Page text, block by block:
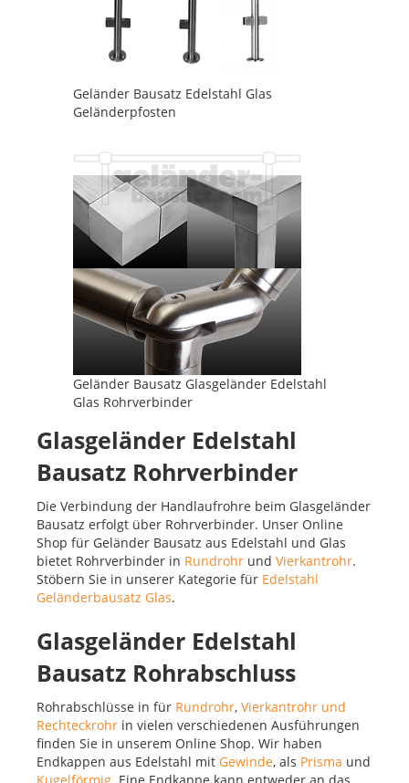
Geländer Bausatz Edelstahl Glas
Geländerpfosten
Geländer Bausatz Glasgeländer Edelstahl
Glas Rohrverbinder
Glasgeländer Edelstahl
Bausatz Rohrverbinder
Die Verbindung der Handlaufrohre beim Glasgeländer
Bausatz erfolgt über Rohrverbinder. Unser Online
Shop für Geländer Bausatz aus Edelstahl und Glas
bietet Rohrverbinder in Rundrohr und Vierkantrohr.
Stöbern Sie in unserer Kategorie für Edelstahl
Geländerbausatz Glas.
Glasgeländer Edelstahl
Bausatz Rohrabschluss
Rohrabschlüsse in für Rundrohr, Vierkantrohr und
Rechteckrohr in vielen verschiedenen Ausführungen
finden Sie in unserem Online Shop. Wir haben
Endkappen aus Edelstahl mit Gewinde, als Prisma und